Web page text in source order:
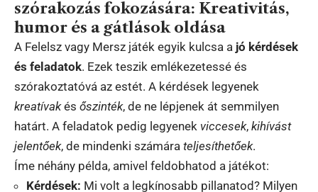
szórakozás fokozására: Kreativitás,
humor és a gátlások oldása
A Felelsz vagy Mersz játék egyik kulcsa a jó kérdések
és feladatok. Ezek teszik emlékezetessé és
szórakoztatóvá az estét. A kérdések legyenek
kreatívakés őszinték, de ne lépjenek át semmilyen
határt. A feladatok pedig legyenek viccesek, kihívást
jelentőek, de mindenki számára teljesíthetőek.
Íme néhány példa, amivel feldobhatod a játékot:
Kérdések: Mi volt a legkínosabb pillanatod? Milyen